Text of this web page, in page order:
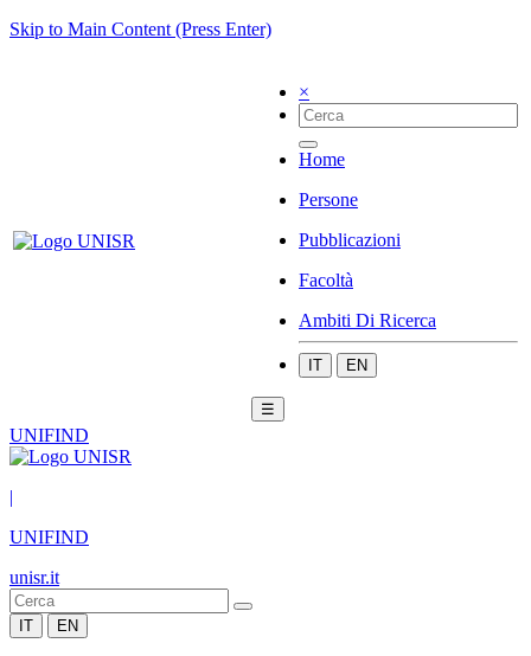
Skip to Main Content (Press Enter)
×
Home
Persone
Pubblicazioni
Facoltà
Ambiti Di Ricerca
IT EN
☰
UNIFIND
|
UNIFIND
unisr.it
IT EN